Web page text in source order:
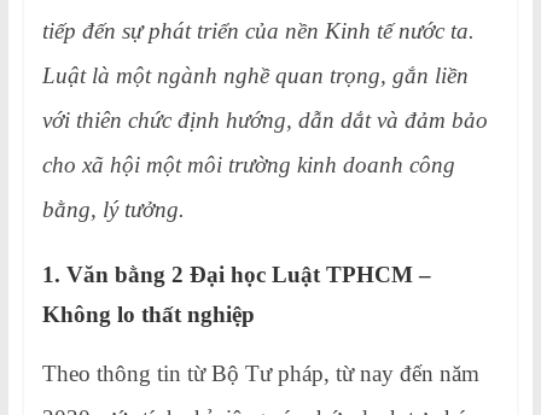
tiếp đến sự phát triển của nền Kinh tế nước ta.
Luật là một ngành nghề quan trọng, gắn liền
với thiên chức định hướng, dẫn dắt và đảm bảo
cho xã hội một môi trường kinh doanh công
bằng, lý tưởng.
1. Văn bằng 2 Đại học Luật TPHCM –
Không lo thất nghiệp
Theo thông tin từ Bộ Tư pháp, từ nay đến năm